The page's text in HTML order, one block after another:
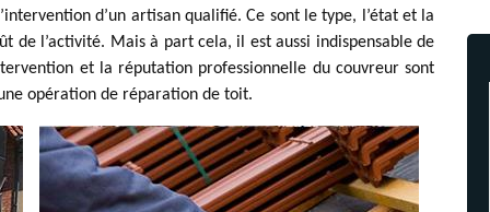
d’un artisan qualifié. Ce sont le type, l’état et la
de l’activité. Mais à part cela, il est aussi indispensable de
et la réputation professionnelle du couvreur sont
opération de réparation de toit.